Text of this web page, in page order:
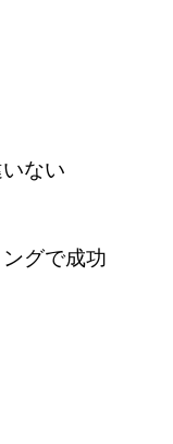
ない
グで成功